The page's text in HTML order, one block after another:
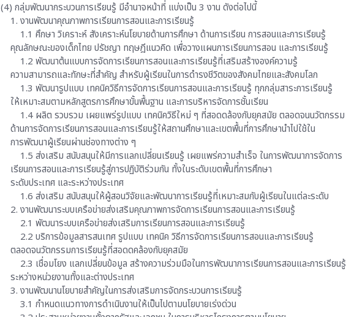
(4) กลุ่มพัฒนากระบวนการเรียนรู้ มีอำนาจหน้าที่ แบ่งเป็น 3 งาน ดังต่อไปนี้
1. งานพัฒนาคุณภาพการเรียนการสอนและการเรียนรู้
1.1 ศึกษา วิเคราะห์ สังเคราะห์นโยบายด้านการศึกษา ด้านการเรียน การสอนและการเรียนรู้
คุณลักษณะของเด็กไทย ปรัชญา ทฤษฎีแนวคิด เพื่อวางแผนการเรียนการสอน และการเรียนรู้
1.2 พัฒนาต้นแบบการจัดการเรียนการสอนและการเรียนรู้ที่เสริมสร้างองค์ความรู้
ความสามารถและทักษะที่สำคัญ สำหรับผู้เรียนในการดำรงชีวิตของสังคมไทยและสังคมโลก
1.3 พัฒนารูปแบบ เทคนิควิธีการจัดการเรียนการสอนและการเรียนรู้ ทุกกลุ่มสาระการเรียนรู้
ให้เหมาะสมตามหลักสูตรการศึกษาขั้นพื้นฐาน และการบริหารจัดการชั้นเรียน
1.4 ผลิต รวบรวม เผยแพร่รูปแบบ เทคนิควิธีใหม่ ๆ ที่สอดดล้องกับยุคสมัย ตลอดจนนวัตกรรม
ด้านการจัดการเรียนการสอนและการเรียนรู้ให้สถานศึกษาและเขตพื้นที่การศึกษานำไปใช้ใน
การพัฒนาผู้เรียนผ่านช่องทางต่าง ๆ
1.5 ส่งเสริม สนับสนุนให้มีการแลกเปลี่ยนเรียนรู้ เผยแพร่ความสำเร็จ ในการพัฒนาการจัดการ
เรียนการสอนและการเรียนรู้สู่การปฏิบัติร่วมกัน ทั้งในระดับเขตพื้นที่การศึกษา
ระดับประเทศ และระหว่างประเทศ
1.6 ส่งเสริม สนับสนุนให้ผู้สอนวิจัยและพัฒนาการเรียนรู้ที่เหมาะสมกับผู้เรียนในแต่ละระดับ
2. งานพัฒนาระบบเครือข่ายส่งเสริมคุณภาพการจัดการเรียนการสอนและการเรียนรู้
2.1 พัฒนาระบบเครือข่ายส่งเสริมการเรียนการสอนและการเรียนรู้
2.2 บริการข้อมูลสารสนเทศ รูปแบบ เทคนิค วิธีการจัดการเรียนการสอนและการเรียนรู้
ตลอดจนวัตกรรมการเรียนรู้ที่สอดดคล้องกับยุคสมัย
2.3 เชื่อมโยง แลกเปลี่ยนข้อมูล สร้างความร่วมมือในการพัฒนาการเรียนการสอนและการเรียนรู้
ระหว่างหน่วยงานทั้งและต่างประเทศ
3. งานพัฒนานโยบายสำคัญในการส่งเสริมการจัดกระบวนการเรียนรู้
3.1 กำหนดแนวทางการดำเนินงานให้เป็นไปตามนโยบายเร่งด่วน